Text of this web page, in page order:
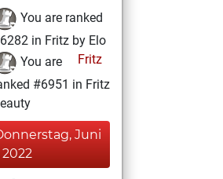
You are ranked
in Fritz by Elo
Fritz
You are
#6951 in Fritz
Juni
2022